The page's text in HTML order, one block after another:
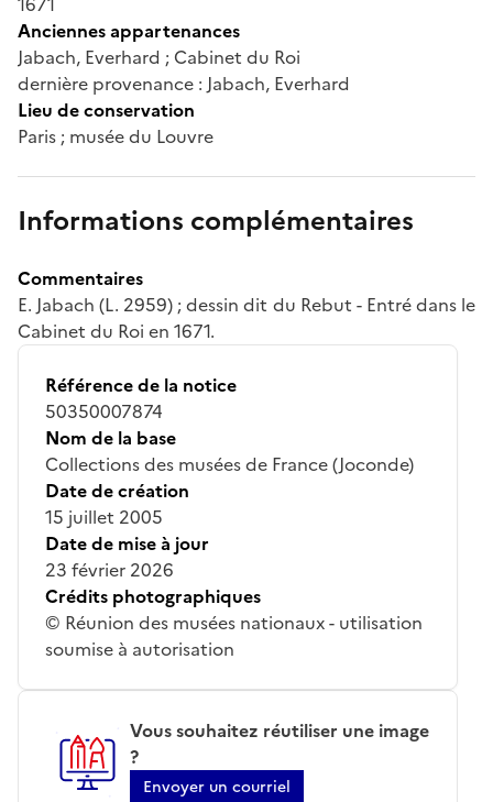
Anciennes appartenances
Jabach, Everhard ; Cabinet du Roi
dernière provenance : Jabach, Everhard
Lieu de conservation
Paris ; musée du Louvre
Informations complémentaires
Commentaires
E. Jabach (L. 2959) ; dessin dit du Rebut - Entré dans le
Cabinet du Roi en 1671.
Référence de la notice
50350007874
Nom de la base
Collections des musées de France (Joconde)
Date de création
15 juillet 2005
Date de mise à jour
23 février 2026
Crédits photographiques
© Réunion des musées nationaux - utilisation
soumise à autorisation
Vous souhaitez réutiliser une image
?
Envoyer un courriel